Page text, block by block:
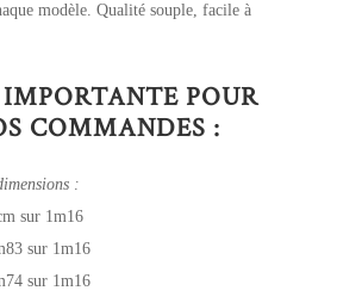
modèle. Qualité souple, facile à
POUR
COMMANDES :
:
sur 1m16
sur 1m16
sur 1m16